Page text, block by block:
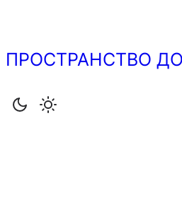
содержимому
ПРОСТРАНСТВО